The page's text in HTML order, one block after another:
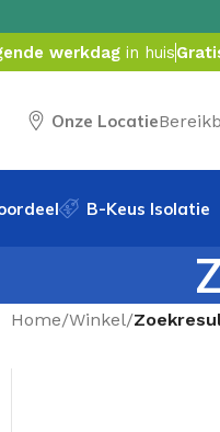
werkdag in huis
Onze Locatie
B-Keus Isolatie
Home/Winkel/